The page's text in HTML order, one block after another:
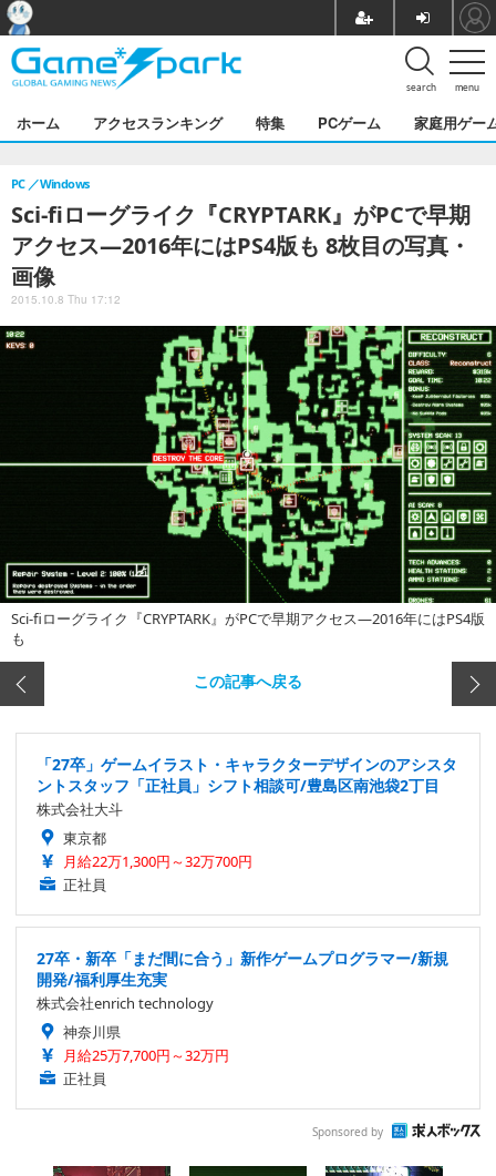
menu
search
ホーム アクセスランキング 特集 PCゲーム 家庭用ゲー
Sci-fiローグライク『CRYPTARK』がPCで早期
アクセス―2016年にはPS4版も 8枚目の写真・
画像
PC Windows
2015.10.8 Thu 17:12
Sci-fiローグライク『CRYPTARK』がPCで早期アクセス―2016年にはPS4版
も
この記事へ戻る
「27卒」ゲームイラスト・キャラクターデザインのアシスタ
ントスタッフ「正社員」シフト相談可/豊島区南池袋2丁目
株式会社大斗
東京都
月給22万1,300円～32万700円
正社員
27卒・新卒「まだ間に合う」新作ゲームプログラマー/新規
開発/福利厚生充実
株式会社enrich technology
神奈川県
月給25万7,700円～32万円
正社員
Sponsored by